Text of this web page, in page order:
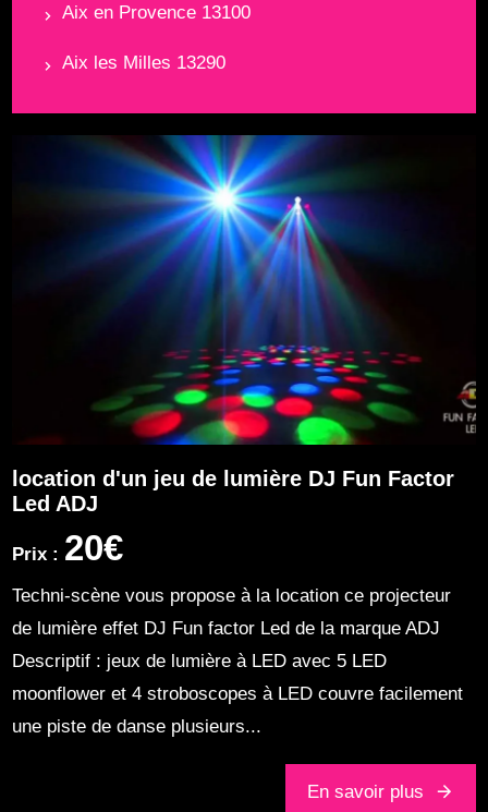
Aix en Provence 13100
Aix les Milles 13290
location d'un jeu de lumière DJ Fun Factor
Led ADJ
Prix : 20€
Techni-scène vous propose à la location ce projecteur
de lumière effet DJ Fun factor Led de la marque ADJ
Descriptif : jeux de lumière à LED avec 5 LED
moonflower et 4 stroboscopes à LED couvre facilement
une piste de danse plusieurs...
En savoir plus